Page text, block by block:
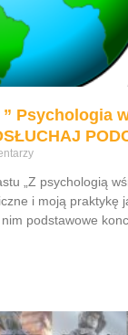
Psychologia
„Z psychologią
i moją praktykę
podstawowe